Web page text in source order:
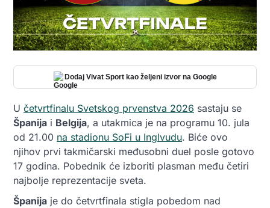
Dodaj Vivat Sport kao željeni izvor na Google
U četvrtfinalu Svetskog prvenstva 2026 sastaju se
Španija i Belgija, a utakmica je na programu 10. jula
od 21.00 na stadionu SoFi u Inglvudu. Biće ovo
njihov prvi takmičarski međusobni duel posle gotovo
17 godina. Pobednik će izboriti plasman među četiri
najbolje reprezentacije sveta.
Španija je do četvrtfinala stigla pobedom nad